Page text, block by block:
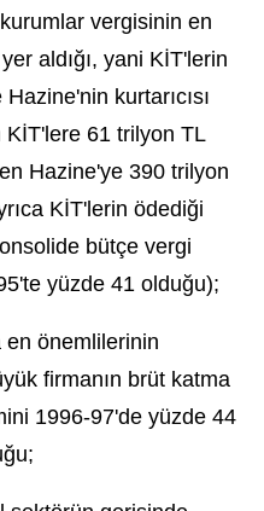
vergisinin en
aldığı, yani KİT'lerin
kurtarıcısı
61 trilyon TL
Hazine'ye 390 trilyon
KİT'lerin ödediği
bütçe vergi
yüzde 41 olduğu);
en önemlilerinin
firmanın brüt katma
1996-97'de yüzde 44